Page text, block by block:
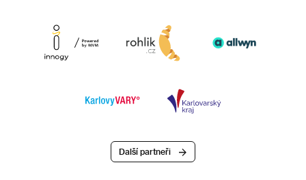
Další partneři